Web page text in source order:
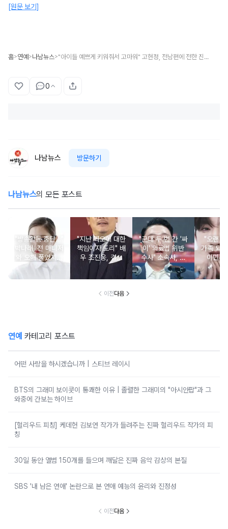
[원문 보기]
홈>연예 >나남뉴스> "아이들 예쁘게 키워줘서 고마워" 고현정, 전남편에 전한 진심, 뒤늦게 화제
0
나남뉴스 방문하기
나남뉴스의 모든 포스트
"방송활동 중단…"
박나래, 전 매니저
와 오해 풀었지만
불찰 반성
"지난 과오에 대한
책임이자 도리" 배
우 조진웅, 결국
은퇴 선언
"군대 두 번 간 '싸
이' 의료법 위반
수사" 소속사, 수
면제 대리수령 불
찰...
"오랜
가족 되
이민우
이전다음
연예 카테고리 포스트
어떤 사랑을 하시겠습니까 | 스티브 레이시
BTS의 그래미 보이콧이 통쾌한 이유 | 졸렬한 그래미의 "아시안팝"과 그
와중에 간보는 하이브
[헐리우드 피칭] 케데헌 김보연 작가가 들려주는 진짜 헐리우드 작가의 피
칭
30일 동안 앨범 150개를 들으며 깨달은 진짜 음악 감상의 본질
SBS '내 남은 연애' 논란으로 본 연애 예능의 윤리와 진정성
이전다음